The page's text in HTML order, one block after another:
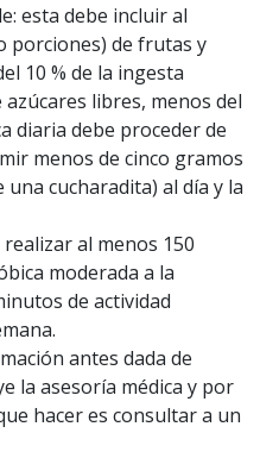
esta debe incluir al
porciones) de frutas y
10 % de la ingesta
libres, menos del
diaria debe proceder de
menos de cinco gramos
cucharadita) al día y la
al menos 150
moderada a la
de actividad
antes dada de
la asesoría médica y por
hacer es consultar a un